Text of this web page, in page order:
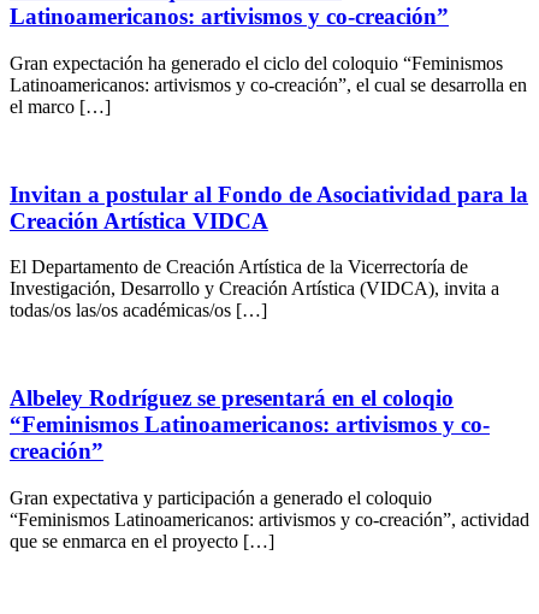
Latinoamericanos: artivismos y co-creación”
Gran expectación ha generado el ciclo del coloquio “Feminismos
Latinoamericanos: artivismos y co-creación”, el cual se desarrolla en
el marco […]
Invitan a postular al Fondo de Asociatividad para la
Creación Artística VIDCA
El Departamento de Creación Artística de la Vicerrectoría de
Investigación, Desarrollo y Creación Artística (VIDCA), invita a
todas/os las/os académicas/os […]
Albeley Rodríguez se presentará en el coloqio
“Feminismos Latinoamericanos: artivismos y co-
creación”
Gran expectativa y participación a generado el coloquio
“Feminismos Latinoamericanos: artivismos y co-creación”, actividad
que se enmarca en el proyecto […]